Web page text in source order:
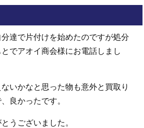
達で片付けを始めたのですが処分
でアオイ商会様にお電話しまし
いかなと思った物も意外と買取り
良かったです。
うございました。